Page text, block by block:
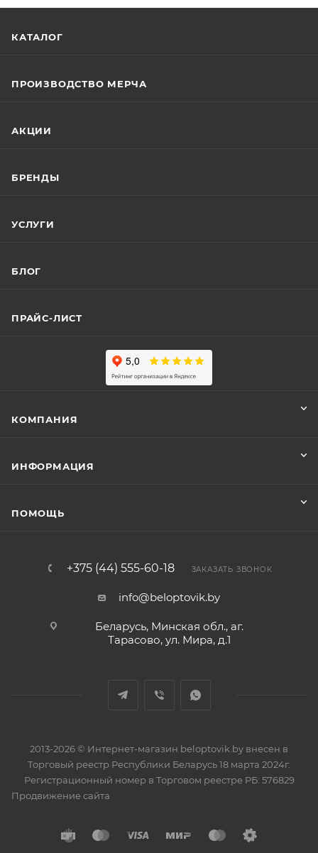
КАТАЛОГ
ПРОИЗВОДСТВО МЕРЧА
АКЦИИ
БРЕНДЫ
УСЛУГИ
БЛОГ
ПРАЙС-ЛИСТ
КОМПАНИЯ
ИНФОРМАЦИЯ
ПОМОЩЬ
+375 (44) 555-60-18 ЗАКАЗАТЬ ЗВОНОК
info@beloptovik.by
Беларусь, Минская обл., аг.
Тарасово, ул. Мира, д.1
2013-2026 © Интернет-магазин beloptovik.by внесен в
Торговый реестр Республики Беларусь 18 марта 2024г.
Регистрационный номер в Торговом реестре РБ: 576829
Продвижение сайта